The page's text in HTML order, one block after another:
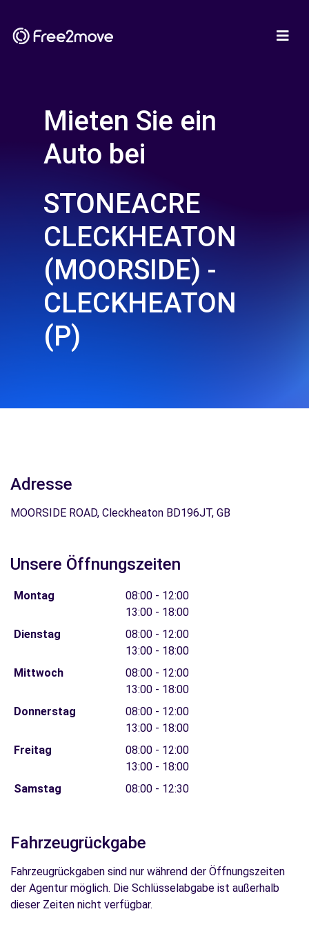
Mieten Sie ein
Auto bei
STONEACRE
CLECKHEATON
(MOORSIDE) -
CLECKHEATON
(P)
Adresse
MOORSIDE ROAD, Cleckheaton BD196JT, GB
Unsere Öffnungszeiten
Montag
08:00 - 12:00
13:00 - 18:00
Dienstag
08:00 - 12:00
13:00 - 18:00
Mittwoch
08:00 - 12:00
13:00 - 18:00
Donnerstag
08:00 - 12:00
13:00 - 18:00
Freitag
08:00 - 12:00
13:00 - 18:00
Samstag
08:00 - 12:30
Fahrzeugrückgabe
Fahrzeugrückgaben sind nur während der Öffnungszeiten
der Agentur möglich. Die Schlüsselabgabe ist außerhalb
dieser Zeiten nicht verfügbar.